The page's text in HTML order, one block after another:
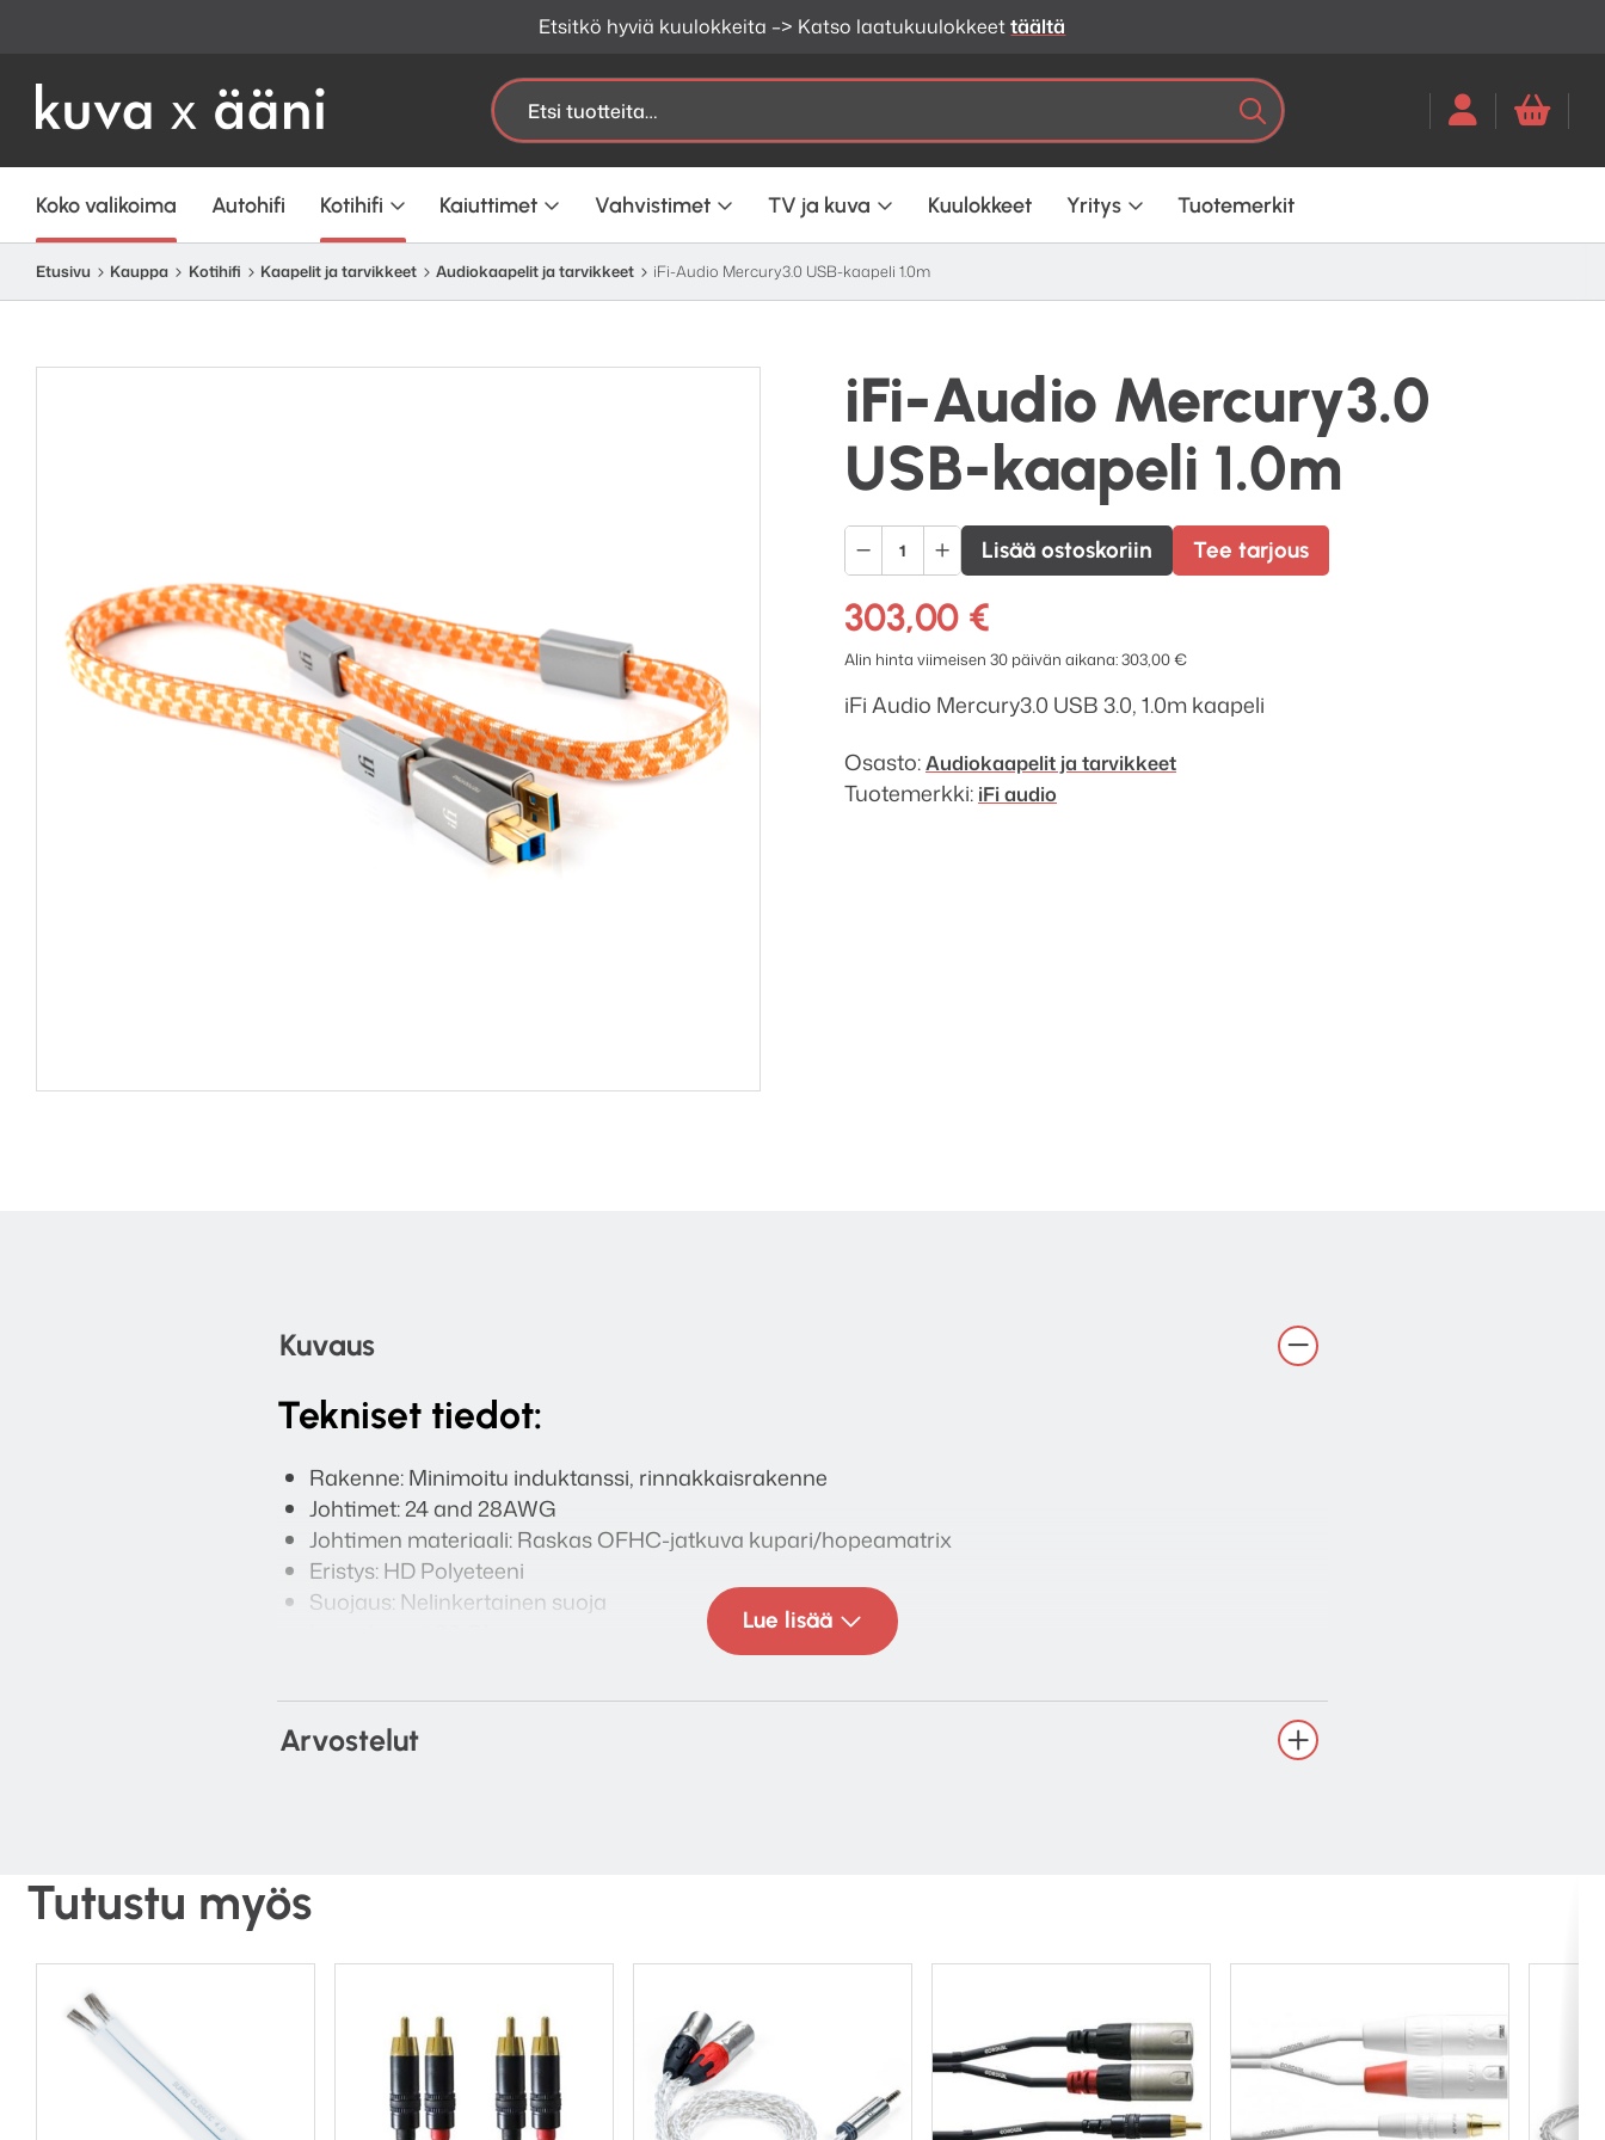
Etsitkö hyviä kuulokkeita –> Katso laatukuulokkeettäältä
Etsi: HakuKun tuloksia tulee, voit selata
Koko valikoima Autohifi Kotihifi Kaiuttimet Vahvistimet TV ja kuva Kuulokkeet Yritys Tuotemerkit
Etusivu Kauppa Kotihifi Kaapelit ja tarvikkeet Audiokaapelit ja tarvikkeet iFi-Audio Mercury3.0 USB-kaapeli 1.0m
iFi-Audio Mercury3.0
USB-kaapeli 1.0m
iFi-
Audio
Mercury3.0
USB-
kaapeli
1.0m
Lisää ostoskoriin Tee tarjous
303,00 €
Alin hinta viimeisen 30 päivän aikana:303,00€
iFi Audio Mercury3.0 USB 3.0, 1.0m kaapeli
Osasto:Audiokaapelit ja tarvikkeet
Tuotemerkki: iFi audio
Kuvaus
Tekniset tiedot:
Rakenne: Minimoitu induktanssi, rinnakkaisrakenne
Johtimet: 24 and 28AWG
Johtimen materiaali: Raskas OFHC-jatkuva kupari/hopeamatrix
Eristys: HD Polyeteeni
Suojaus: Nelinkertainen suoja
Liittimet: iFi ‘FINAL’ USB-liittimet
Eristysvastus: 100Mohm
Vetolujuus: 1500PSI
Lue lisää
Arvostelut
Tutustu myös